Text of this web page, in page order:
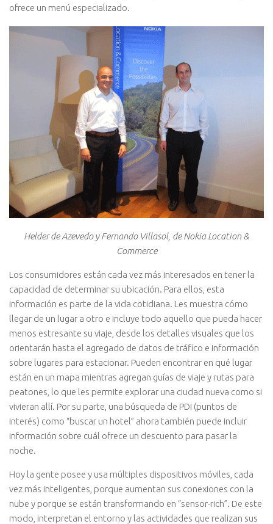
ofrece un menú especializado.
Helder de Azevedo y Fernando Villasol, de Nokia Location &
Commerce
Los consumidores están cada vez más interesados en tener la
capacidad de determinar su ubicación. Para ellos, esta
información es parte de la vida cotidiana. Les muestra cómo
llegar de un lugar a otro e incluye todo aquello que pueda hacer
menos estresante su viaje, desde los detalles visuales que los
orientarán hasta el agregado de datos de tráfico e información
sobre lugares para estacionar. Pueden encontrar en qué lugar
están en un mapa mientras agregan guías de viaje y rutas para
peatones, lo que les permite explorar una ciudad nueva como si
vivieran allí. Por su parte, una búsqueda de PDI (puntos de
interés) como “buscar un hotel” ahora también puede incluir
información sobre cuál ofrece un descuento para pasar la
noche.
Hoy la gente posee y usa múltiples dispositivos móviles, cada
vez más inteligentes, porque aumentan sus conexiones con la
nube y porque se están transformando en “sensor-rich”. De este
modo, interpretan el entorno y las actividades que realizan sus